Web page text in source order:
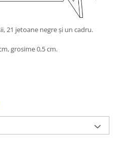
21 jetoane negre și un cadru.
grosime 0,5 cm.